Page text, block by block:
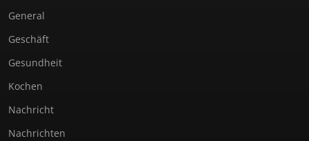
General
Geschäft
Gesundheit
Kochen
Nachricht
Nachrichten